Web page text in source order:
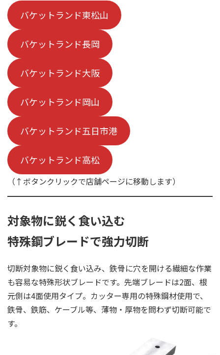
バケットランド東松山
バケットランド長岡
バケットランド大阪
バケットランド岡山
バケットランド五日市港
バケットランド高松
（↑ボタンクリックで店舗ページに移動します）
対象物に鋭く食い込む
特殊鋼ブレードで強力切断
切断対象物に鋭く食い込み、鉄骨に穴を開ける繊細な作業
も容易な特殊形状ブレードです。先端ブレードは2面、根
元側は4面使用タイプ。カッター専用の特殊鋼材使用で、
鉄骨、鉄筋、ケーブル等、薄物・厚物を問わず切断可能で
す。